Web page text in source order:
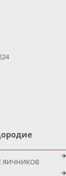
ЯИЧНИКОВ